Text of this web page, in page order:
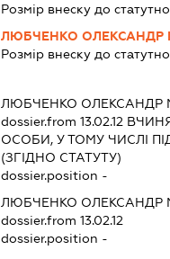
Розмір внеску до
ЛЮБЧЕНКО
Розмір внеску до
ЛЮБЧЕНКО ОЛЕКСАНДР
dossier.from 13.02.12
ОСОБИ, У ТОМУ ЧИСЛІ
(ЗГІДНО СТАТУТУ)
dossier.position -
ЛЮБЧЕНКО ОЛЕКСАНДР
dossier.from 13.02.12
dossier.position -